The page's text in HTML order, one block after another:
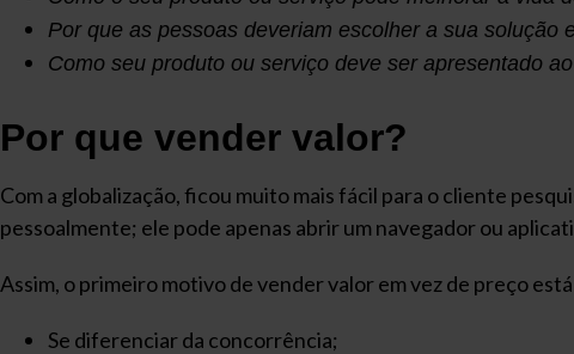
Por que as pessoas deveriam escolher a sua solução
Como seu produto ou serviço deve ser apresentado
Por que vender valor?
Com a globalização, ficou muito mais fácil para o cliente
pessoalmente; ele pode apenas abrir um navegador ou
Assim, o primeiro motivo de vender valor em vez de preço
Se diferenciar da concorrência;